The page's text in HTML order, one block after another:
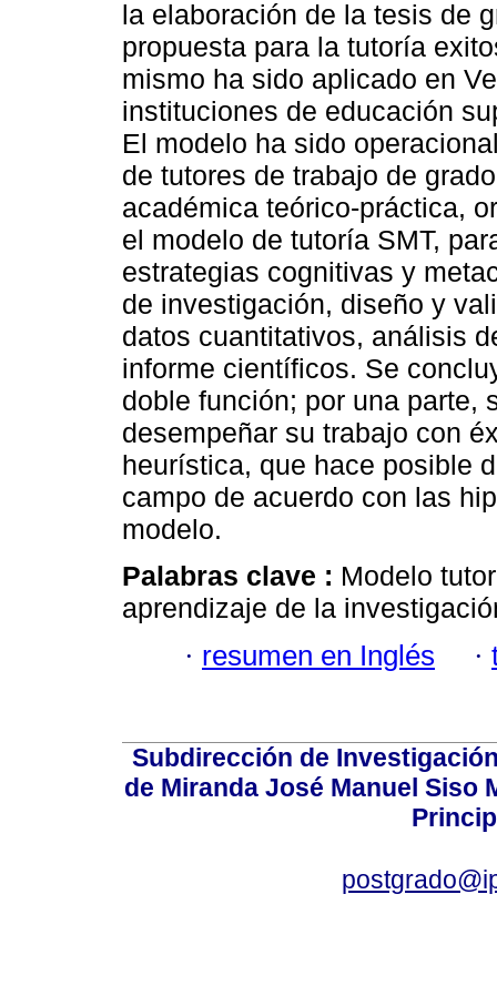
la elaboración de la tesis de
propuesta para la tutoría
mismo ha sido aplicado en
instituciones de educación
El modelo ha sido
de tutores de trabajo de
académica teórico-práctica,
el modelo de tutoría SMT,
estrategias cognitivas y
de investigación, diseño y
datos cuantitativos, análisis
informe científicos. Se
doble función; por una parte,
desempeñar su trabajo con
heurística, que hace posible
campo de acuerdo con las
modelo.
Palabras clave : Modelo
aprendizaje de la
· resumen en Inglés ·
Subdirección de
de Miranda José Manuel Siso